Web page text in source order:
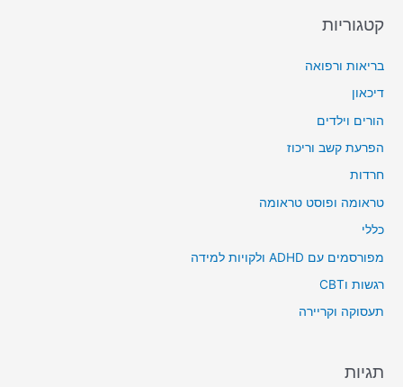
קטגוריות
בריאות ורפואה
דיכאון
הורים וילדים
הפרעת קשב וריכוז
חרדות
טראומה ופוסט טראומה
כללי
מפורסמים עם ADHD ולקויות למידה
רגשות וCBT
תעסוקה וקריירה
תגיות